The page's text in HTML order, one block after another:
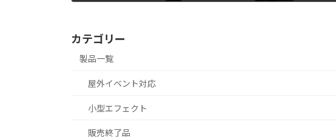
カテゴリー
製品一覧
屋外イベント対応
小型エフェクト
販売終了品